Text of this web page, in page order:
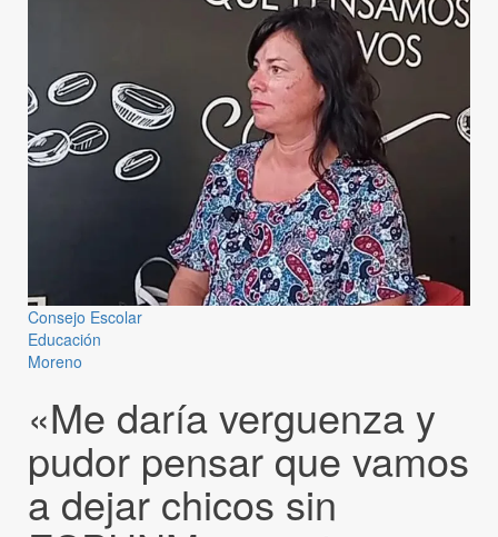
Consejo Escolar
Educación
Moreno
«Me daría verguenza y
pudor pensar que vamos
a dejar chicos sin